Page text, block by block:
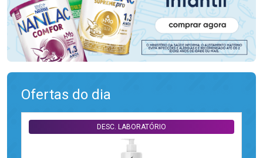
Ofertas do dia
DESC. LABORATÓRIO